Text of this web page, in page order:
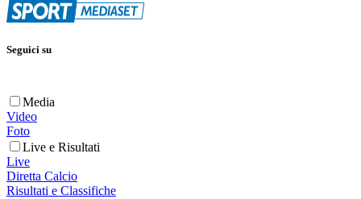
Seguici su
Media
Video
Foto
Live e Risultati
Live
Diretta Calcio
Risultati e Classifiche